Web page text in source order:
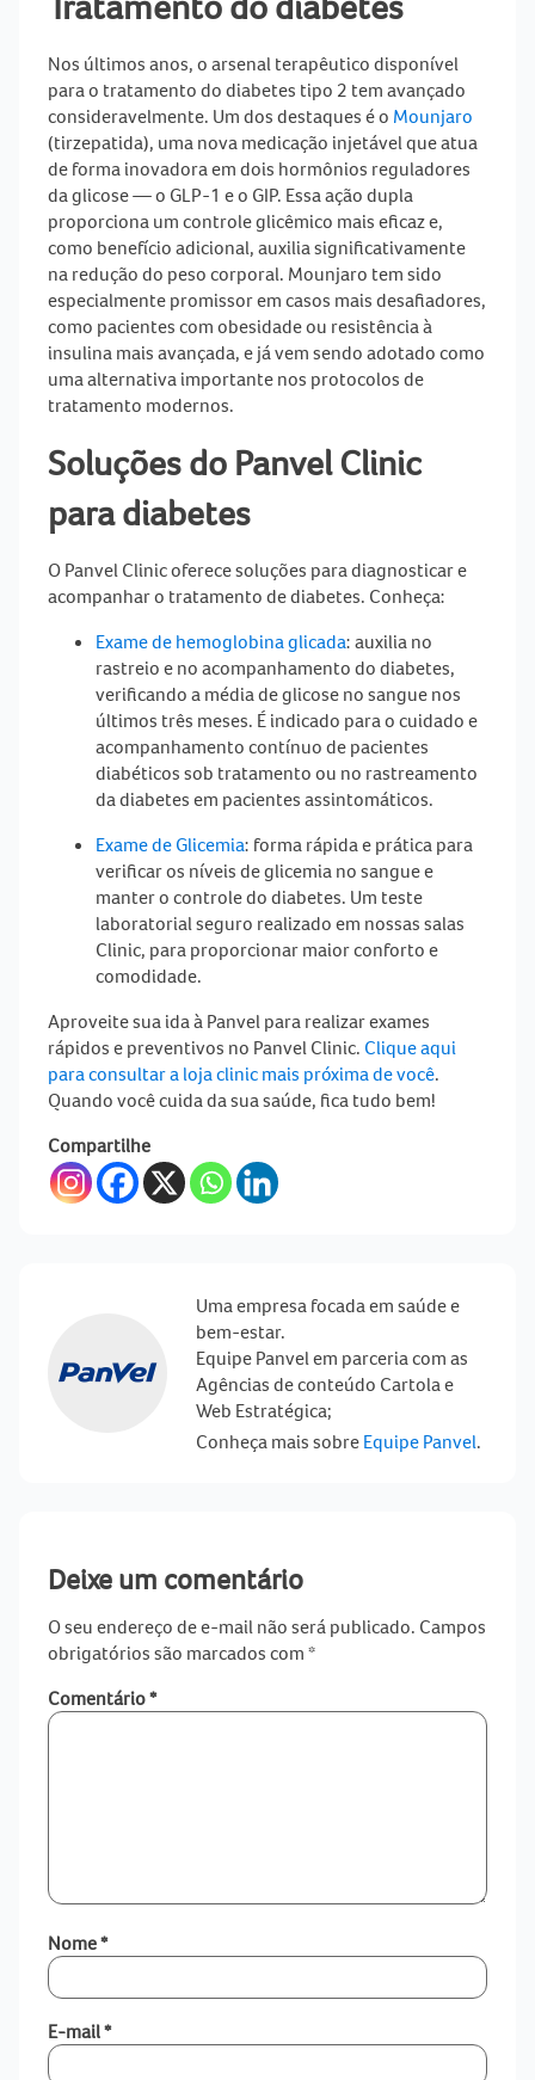
Nos últimos anos, o arsenal terapêutico disponível
para o tratamento do diabetes tipo 2 tem avançado
consideravelmente. Um dos destaques é o Mounjaro
(tirzepatida), uma nova medicação injetável que atua
de forma inovadora em dois hormônios reguladores
da glicose — o GLP-1 e o GIP. Essa ação dupla
proporciona um controle glicêmico mais eficaz e,
como benefício adicional, auxilia significativamente
na redução do peso corporal. Mounjaro tem sido
especialmente promissor em casos mais desafiadores,
como pacientes com obesidade ou resistência à
insulina mais avançada, e já vem sendo adotado como
uma alternativa importante nos protocolos de
tratamento modernos.
Soluções do Panvel Clinic
para diabetes
O Panvel Clinic oferece soluções para diagnosticar e
acompanhar o tratamento dediabetes. Conheça:
Exame de hemoglobina glicada: auxilia no
rastreio e no acompanhamento do diabetes,
verificando a média de glicose no sangue nos
últimos três meses. É indicado para o cuidado e
acompanhamento contínuo de pacientes
diabéticos sob tratamento ou no rastreamento
dadiabetes em pacientes assintomáticos.
Exame de Glicemia: forma rápida e prática para
verificar os níveis de glicemia no sangue e
manter o controle do diabetes. Um teste
laboratorial seguro realizado em nossas salas
Clinic, para proporcionar maior conforto e
comodidade.
Aproveite sua ida à Panvel para realizar exames
rápidos e preventivos no Panvel Clinic. Clique aqui
para consultar a loja clinic mais próxima de você.
Quando você cuida da sua saúde, fica tudo bem!
Compartilhe
Uma empresa focada em saúde e
bem-estar.
Equipe Panvel em parceria com as
Agências de conteúdo Cartola e
Web Estratégica;
Conheça mais sobre Equipe Panvel.
Deixe um comentário
O seu endereço de e-mail não será publicado. Campos
obrigatórios são marcados com *
Comentário*
Nome*
E-mail*